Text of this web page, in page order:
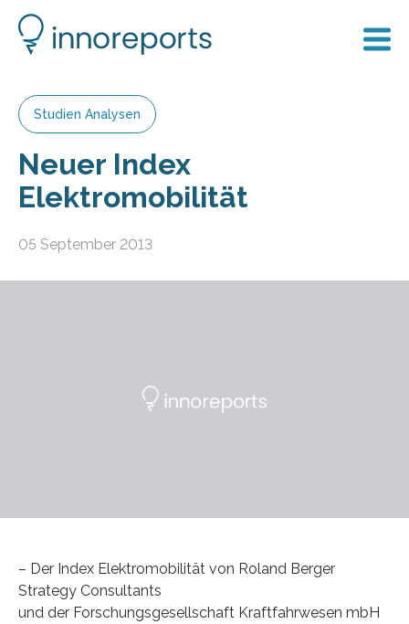
Studien Analysen
Neuer Index
Elektromobilität
05 September 2013
– Der Index Elektromobilität von Roland Berger
Strategy Consultants
und der Forschungsgesellschaft Kraftfahrwesen mbH